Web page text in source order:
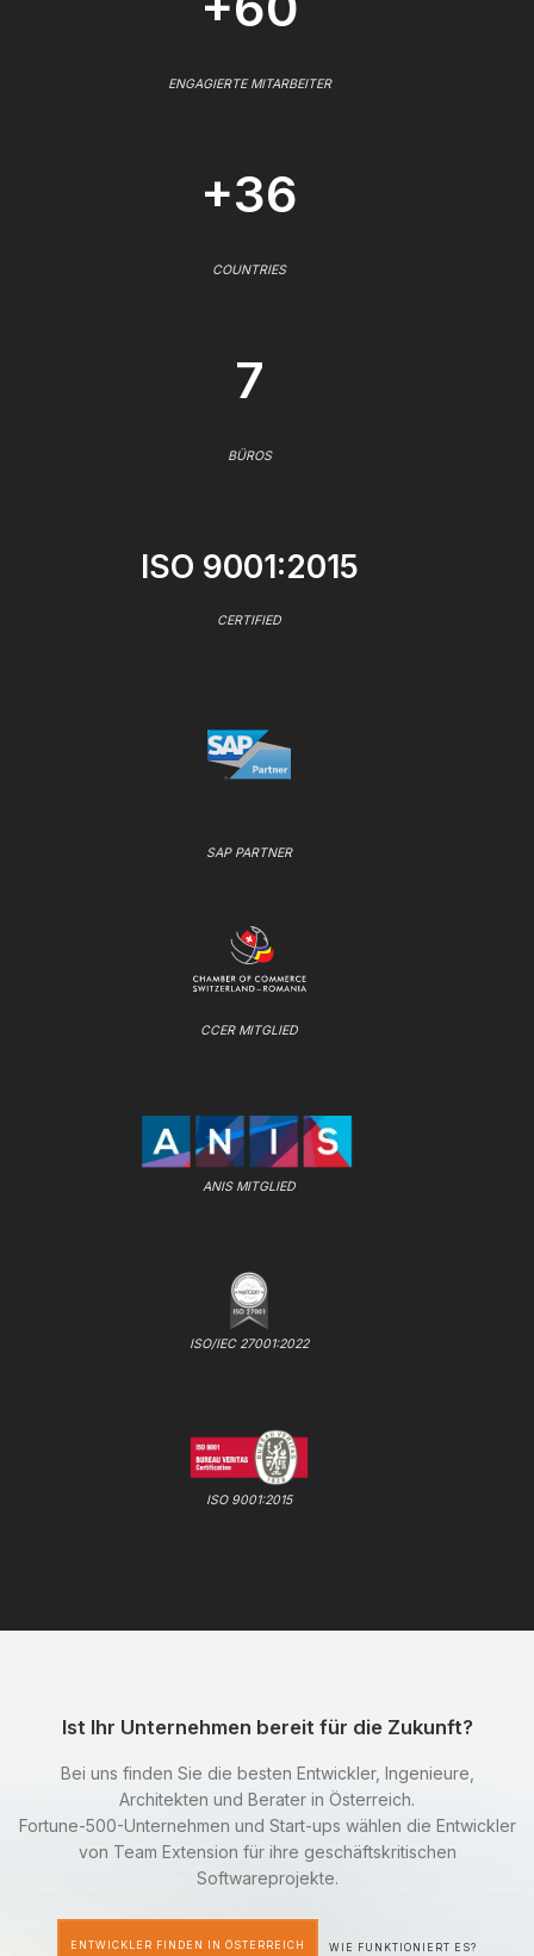
ENGAGIERTE MITARBEITER
+36
COUNTRIES
7
BÜROS
ISO 9001:2015
CERTIFIED
SAP PARTNER
CCER MITGLIED
ANIS MITGLIED
ISO/IEC 27001:2022
ISO 9001:2015
Ist Ihr Unternehmen bereit für die Zukunft?
Bei uns finden Sie die besten Entwickler, Ingenieure,
Architekten und Berater in Österreich.
Fortune-500-Unternehmen und Start-ups wählen die Entwickler
von Team Extension für ihre geschäftskritischen
Softwareprojekte.
ENTWICKLER FINDEN IN ÖSTERREICH WIE FUNKTIONIERT ES?